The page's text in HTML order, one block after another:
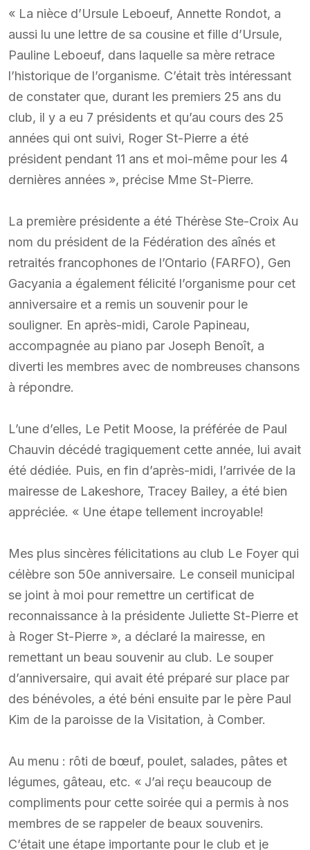
« La nièce d’Ursule Leboeuf, Annette Rondot, a
aussi lu une lettre de sa cousine et fille d’Ursule,
Pauline Leboeuf, dans laquelle sa mère retrace
l’historique de l’organisme. C’était très intéressant
de constater que, durant les premiers 25 ans du
club, il y a eu 7 présidents et qu’au cours des 25
années qui ont suivi, Roger St-Pierre a été
président pendant 11 ans et moi-même pour les 4
dernières années », précise Mme St-Pierre.
La première présidente a été Thérèse Ste-Croix Au
nom du président de la Fédération des aînés et
retraités francophones de l’Ontario (FARFO), Gen
Gacyania a également félicité l’organisme pour cet
anniversaire et a remis un souvenir pour le
souligner. En après-midi, Carole Papineau,
accompagnée au piano par Joseph Benoît, a
diverti les membres avec de nombreuses chansons
à répondre.
L’une d’elles, Le Petit Moose, la préférée de Paul
Chauvin décédé tragiquement cette année, lui avait
été dédiée. Puis, en fin d’après-midi, l’arrivée de la
mairesse de Lakeshore, Tracey Bailey, a été bien
appréciée. « Une étape tellement incroyable!
Mes plus sincères félicitations au club Le Foyer qui
célèbre son 50e anniversaire. Le conseil municipal
se joint à moi pour remettre un certificat de
reconnaissance à la présidente Juliette St-Pierre et
à Roger St-Pierre », a déclaré la mairesse, en
remettant un beau souvenir au club. Le souper
d’anniversaire, qui avait été préparé sur place par
des bénévoles, a été béni ensuite par le père Paul
Kim de la paroisse de la Visitation, à Comber.
Au menu : rôti de bœuf, poulet, salades, pâtes et
légumes, gâteau, etc. « J’ai reçu beaucoup de
compliments pour cette soirée qui a permis à nos
membres de se rappeler de beaux souvenirs.
C’était une étape importante pour le club et je